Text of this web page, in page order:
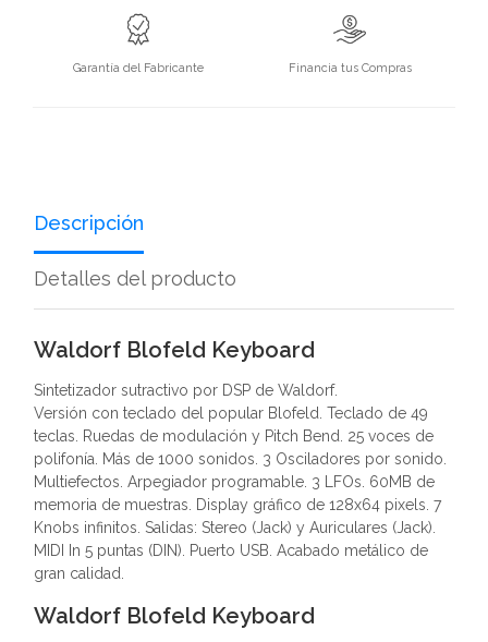
Garantía del Fabricante Financia tus Compras
Descripción
Detalles del producto
Waldorf Blofeld Keyboard
Sintetizador sutractivo por DSP de Waldorf.
Versión con teclado del popular Blofeld. Teclado de 49
teclas. Ruedas de modulación y Pitch Bend. 25 voces de
polifonía. Más de 1000 sonidos. 3 Osciladores por sonido.
Multiefectos. Arpegiador programable. 3 LFOs. 60MB de
memoria de muestras. Display gráfico de 128x64 pixels. 7
Knobs infinitos. Salidas: Stereo (Jack) y Auriculares (Jack).
MIDI In 5 puntas (DIN). Puerto USB. Acabado metálico de
gran calidad.
Waldorf Blofeld Keyboard